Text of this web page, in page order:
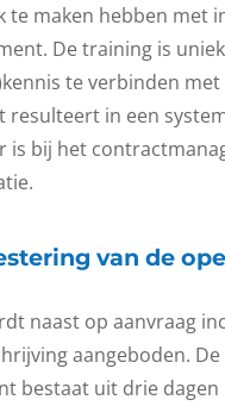
te maken hebben met
De training is
te verbinden met
resulteert in een
is bij het
van de
naast op aanvraag
aangeboden.
bestaat uit drie dagen